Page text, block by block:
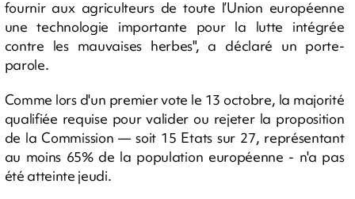
fournir aux agriculteurs de toute l’Union européenne
une technologie importante pour la lutte intégrée
contre les mauvaises herbes", a déclaré un porte-
parole.
Comme lors d'un premier vote le 13 octobre, la majorité
qualifiée requise pour valider ou rejeter la proposition
de la Commission — soit 15 Etats sur 27, représentant
au moins 65% de la population européenne - n'a pas
été atteinte jeudi.